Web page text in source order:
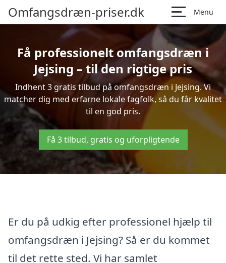
Omfangsdræn-priser.dk Menu
Få professionelt omfangsdræn i
Jejsing – til den rigtige pris
Indhent 3 gratis tilbud på omfangsdræn i Jejsing. Vi
matcher dig med erfarne lokale fagfolk, så du får kvalitet
til en god pris.
Få 3 tilbud, gratis og uforpligtende
Er du på udkig efter professionel hjælp til
omfangsdræn i Jejsing? Så er du kommet
til det rette sted. Vi har samlet